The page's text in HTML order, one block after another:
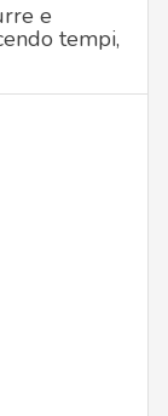
e
tempi,